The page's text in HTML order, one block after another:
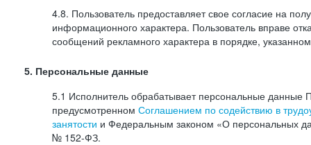
4.8. Пользователь предоставляет свое согласие на
информационного характера. Пользователь вправе
сообщений рекламного характера в порядке,
5. Персональные данные
5.1 Исполнитель обрабатывает персональные данные
предусмотренном Соглашением по содействию в
занятости и Федеральным законом «О персональных
№ 152-ФЗ.